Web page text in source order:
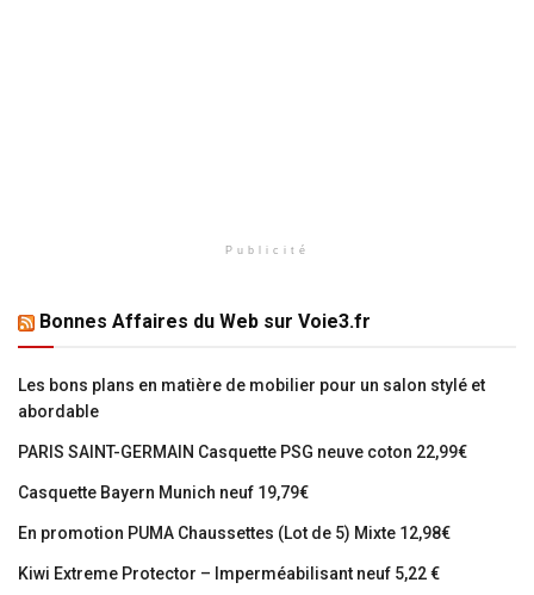
Publicité
Bonnes Affaires du Web sur Voie3.fr
Les bons plans en matière de mobilier pour un salon stylé et
abordable
PARIS SAINT-GERMAIN Casquette PSG neuve coton 22,99€
Casquette Bayern Munich neuf 19,79€
En promotion PUMA Chaussettes (Lot de 5) Mixte 12,98€
Kiwi Extreme Protector – Imperméabilisant neuf 5,22 €